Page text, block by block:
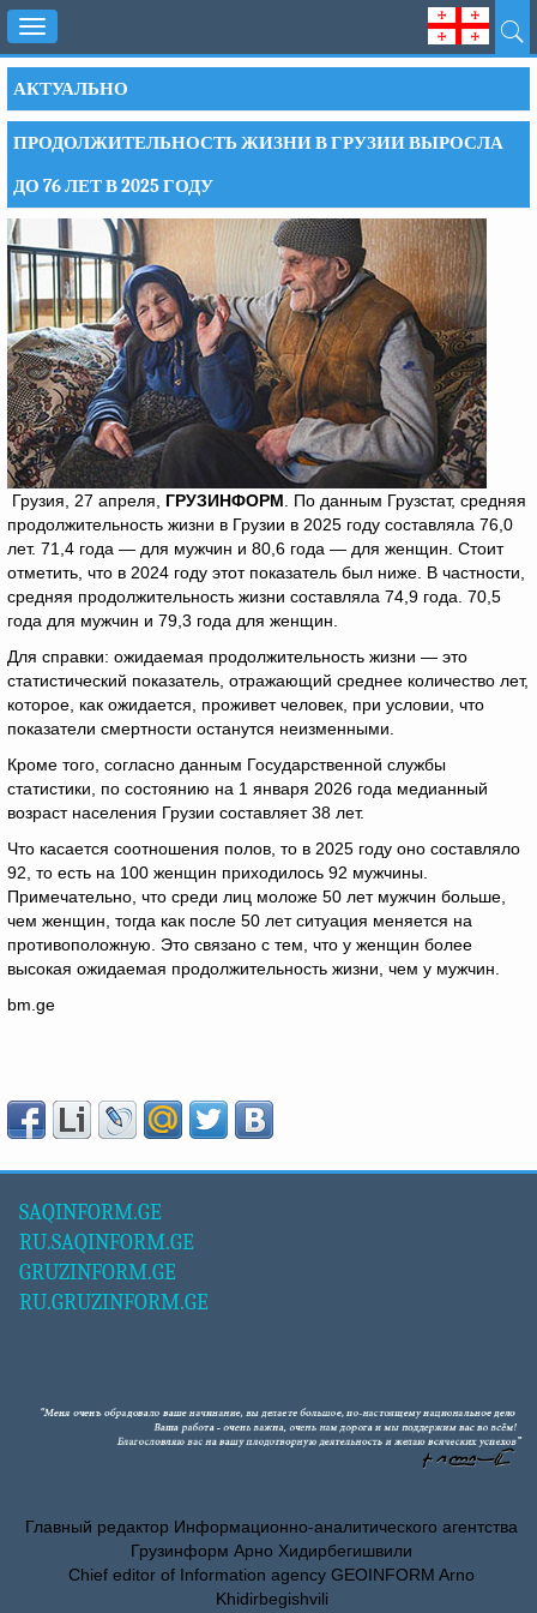
Toggle
navigation
АКТУАЛЬНО
ПРОДОЛЖИТЕЛЬНОСТЬ ЖИЗНИ В ГРУЗИИ ВЫРОСЛА
ДО 76 ЛЕТ В 2025 ГОДУ
Грузия, 27 апреля, ГРУЗИНФОРМ . По данным Грузстат, средняя
продолжительность жизни в Грузии в 2025 году составляла 76,0
лет. 71,4 года — для мужчин и 80,6 года — для женщин. Стоит
отметить, что в 2024 году этот показатель был ниже. В частности,
средняя продолжительность жизни составляла 74,9 года. 70,5
года для мужчин и 79,3 года для женщин.
Для справки: ожидаемая продолжительность жизни — это
статистический показатель, отражающий среднее количество лет,
которое, как ожидается, проживет человек, при условии, что
показатели смертности останутся неизменными.
Кроме того, согласно данным Государственной службы
статистики, по состоянию на 1 января 2026 года медианный
возраст населения Грузии составляет 38 лет.
Что касается соотношения полов, то в 2025 году оно составляло
92, то есть на 100 женщин приходилось 92 мужчины.
Примечательно, что среди лиц моложе 50 лет мужчин больше,
чем женщин, тогда как после 50 лет ситуация меняется на
противоположную. Это связано с тем, что у женщин более
высокая ожидаемая продолжительность жизни, чем у мужчин.
bm.ge
SAQINFORM.GE
RU.SAQINFORM.GE
GRUZINFORM.GE
RU.GRUZINFORM.GE
Главный редактор Информационно-аналитического агентства
Грузинформ Арно Хидирбегишвили
Chief editor of Information agency GEOINFORM Arno
Khidirbegishvili